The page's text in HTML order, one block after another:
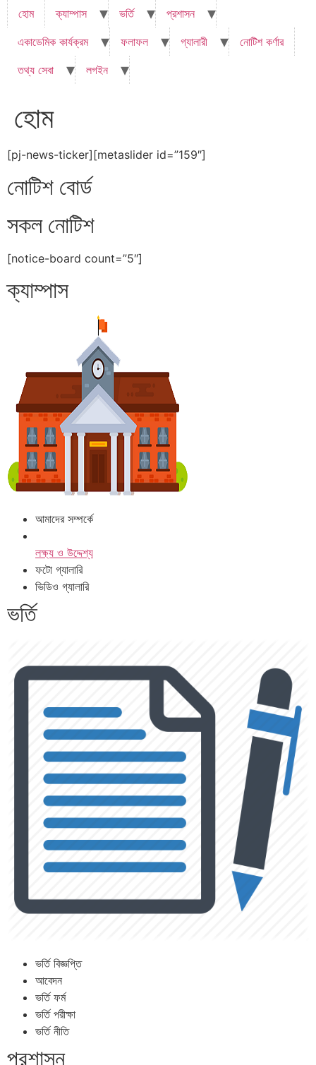
হোম ক্যাম্পাস ভর্তি
প্রশাসন
একাডেমিক কার্যক্রম
ফলাফল গ্যালারী
নোটিশ কর্ণার
তথ্য সেবা
লগইন
হোম
[pj-news-ticker][metaslider id=”159″]
নোটিশ বোর্ড
সকল নোটিশ
[notice-board count=”5″]
ক্যাম্পাস
আমাদের সম্পর্কে
লক্ষ্য ও উদ্দেশ্য
ফটো গ্যালারি
ভিডিও গ্যালারি
ভর্তি
ভর্তি বিজ্ঞপ্তি
আবেদন
ভর্তি ফর্ম
ভর্তি পরীক্ষা
ভর্তি নীতি
প্রশাসন